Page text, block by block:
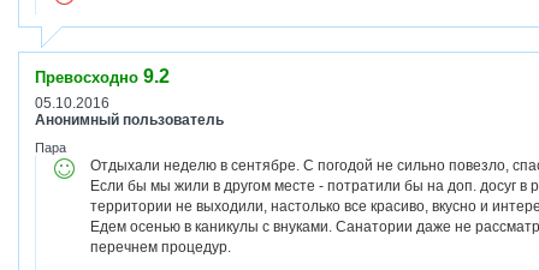
Превосходно 9.2
05.10.2016
Анонимный пользователь
Пара
Отдыхали неделю в сентябре. С погодой не сильно повезло,
Если бы мы жили в другом месте - потратили бы на доп. досуг в
территории не выходили, настолько все красиво, вкусно и
Едем осенью в каникулы с внуками. Санатории даже не
перечнем процедур.